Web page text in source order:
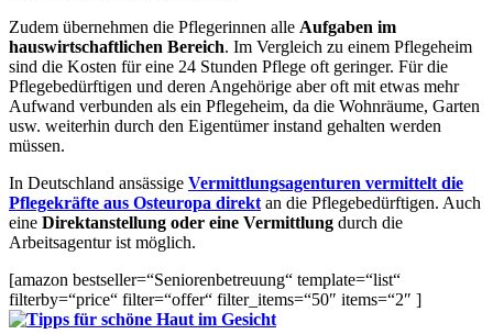
Zudem übernehmen die Pflegerinnen alle Aufgaben im
hauswirtschaftlichen Bereich. Im Vergleich zu einem Pflegeheim
sind die Kosten für eine 24 Stunden Pflege oft geringer. Für die
Pflegebedürftigen und deren Angehörige aber oft mit etwas mehr
Aufwand verbunden als ein Pflegeheim, da die Wohnräume, Garten
usw. weiterhin durch den Eigentümer instand gehalten werden
müssen.
In Deutschland ansässige Vermittlungsagenturen vermittelt die
Pflegekräfte aus Osteuropa direkt an die Pflegebedürftigen. Auch
eine Direktanstellung oder eine Vermittlung durch die
Arbeitsagentur ist möglich.
[amazon bestseller=“Seniorenbetreuung“ template=“list“
filterby=“price“ filter=“offer“ filter_items=“50″ items=“2″ ]